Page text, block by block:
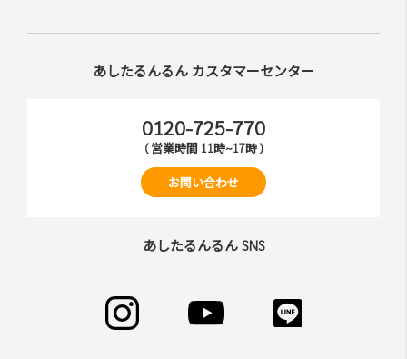
あしたるんるん カスタマーセンター
0120-725-770
( 営業時間 11時~17時 )
お問い合わせ
あしたるんるん SNS